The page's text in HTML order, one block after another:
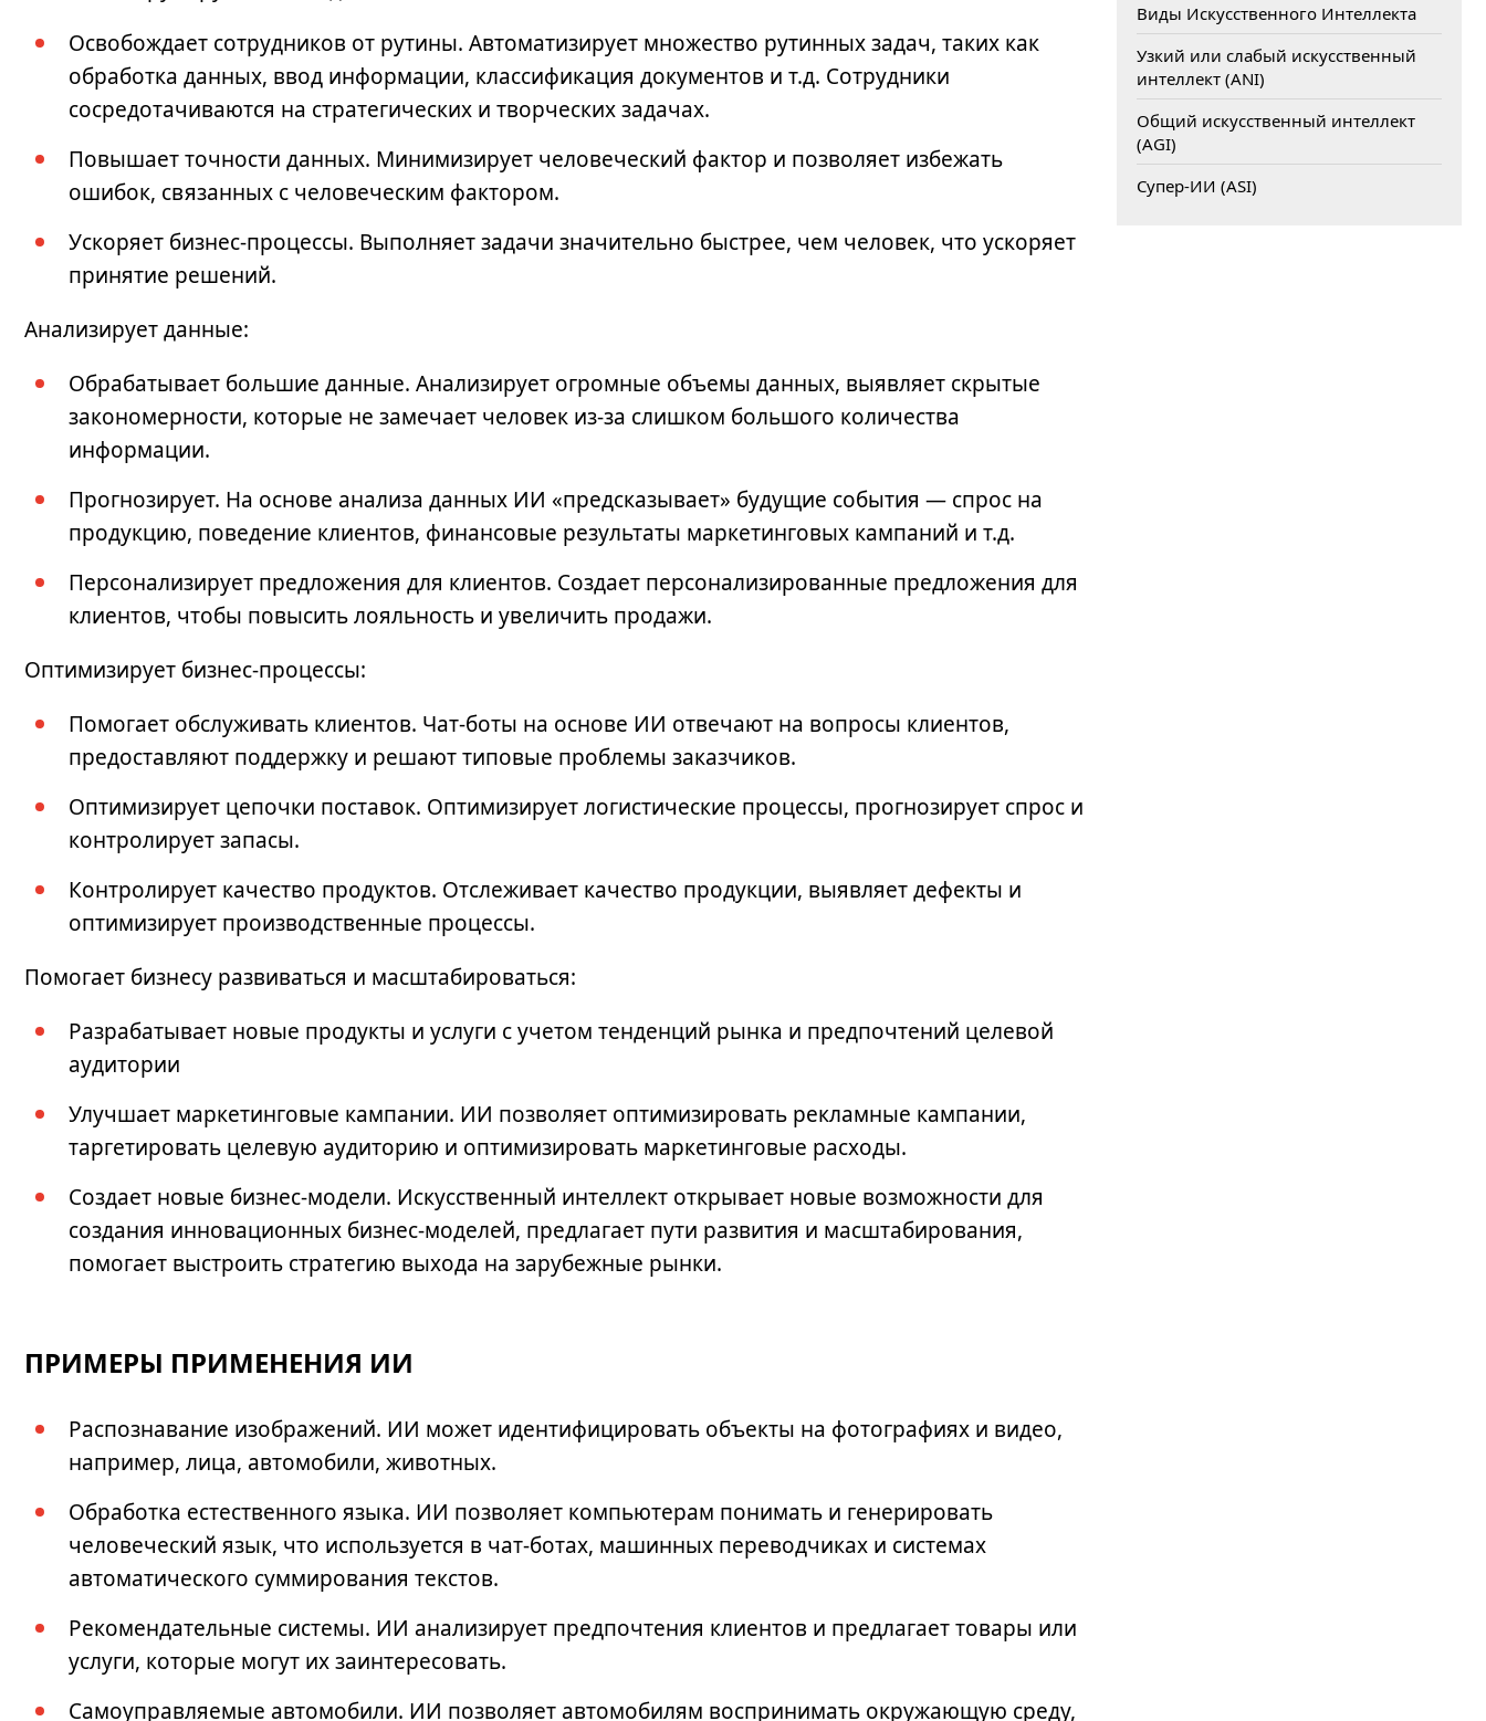
ERP для фармацевтики:
цифровизация цепочек поставок
Виды Искусственного Интеллекта
Узкий или слабый искусственный
интеллект (ANI)
Общий искусственный интеллект
(AGI)
Супер-ИИ (ASI)
Освобождает сотрудников от рутины. Автоматизирует множество рутинных задач, таких как
обработка данных, ввод информации, классификация документов и т.д. Сотрудники
сосредотачиваются на стратегических и творческих задачах.
Повышает точности данных. Минимизирует человеческий фактор и позволяет избежать
ошибок, связанных с человеческим фактором.
Ускоряет бизнес-процессы. Выполняет задачи значительно быстрее, чем человек, что ускоряет
принятие решений.
Анализирует данные:
Обрабатывает большие данные. Анализирует огромные объемы данных, выявляет скрытые
закономерности, которые не замечает человек из-за слишком большого количества
информации.
Прогнозирует. На основе анализа данных ИИ «предсказывает» будущие события — спрос на
продукцию, поведение клиентов, финансовые результаты маркетинговых кампаний и т.д.
Персонализирует предложения для клиентов. Создает персонализированные предложения для
клиентов, чтобы повысить лояльность и увеличить продажи.
Оптимизирует бизнес-процессы:
Помогает обслуживать клиентов. Чат-боты на основе ИИ отвечают на вопросы клиентов,
предоставляют поддержку и решают типовые проблемы заказчиков.
Оптимизирует цепочки поставок. Оптимизирует логистические процессы, прогнозирует спрос и
контролирует запасы.
Контролирует качество продуктов. Отслеживает качество продукции, выявляет дефекты и
оптимизирует производственные процессы.
Помогает бизнесу развиваться и масштабироваться:
Разрабатывает новые продукты и услуги с учетом тенденций рынка и предпочтений целевой
аудитории
Улучшает маркетинговые кампании. ИИ позволяет оптимизировать рекламные кампании,
таргетировать целевую аудиторию и оптимизировать маркетинговые расходы.
Создает новые бизнес-модели. Искусственный интеллект открывает новые возможности для
создания инновационных бизнес-моделей, предлагает пути развития и масштабирования,
помогает выстроить стратегию выхода на зарубежные рынки.
ПРИМЕРЫ ПРИМЕНЕНИЯ ИИ
Распознавание изображений. ИИ может идентифицировать объекты на фотографиях и видео,
например, лица, автомобили, животных.
Обработка естественного языка. ИИ позволяет компьютерам понимать и генерировать
человеческий язык, что используется в чат-ботах, машинных переводчиках и системах
автоматического суммирования текстов.
Рекомендательные системы. ИИ анализирует предпочтения клиентов и предлагает товары или
услуги, которые могут их заинтересовать.
Самоуправляемые автомобили. ИИ позволяет автомобилям воспринимать окружающую среду,